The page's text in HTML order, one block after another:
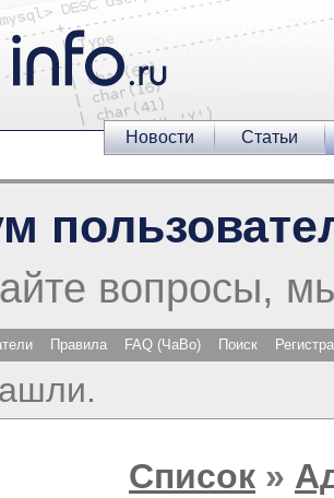
Новости Статьи
вопросы,
Правила FAQ (ЧаВо) Поиск
Список »